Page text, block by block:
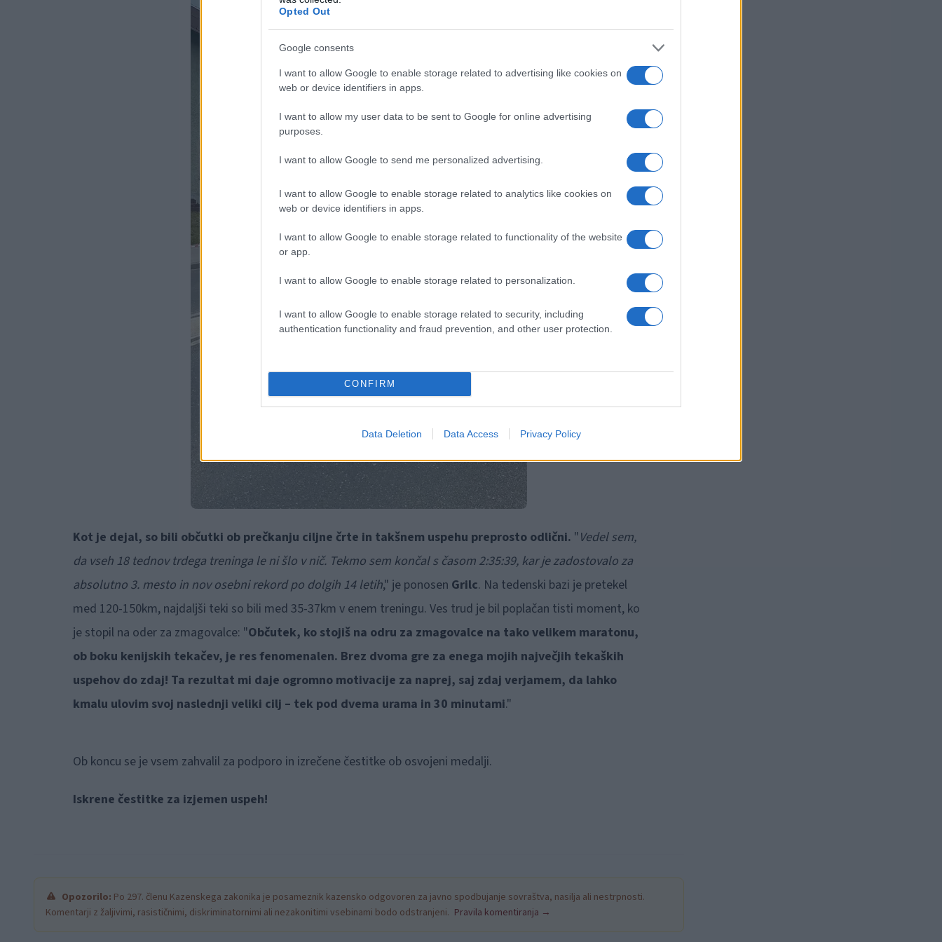
Opted Out
Google consents
I want to allow Google to enable storage related to advertising like cookies on
web or device identifiers in apps.
I want to allow my user data to be sent to Google for online advertising
purposes.
I want to allow Google to send me personalized advertising.
I want to allow Google to enable storage related to analytics like cookies on
web or device identifiers in apps.
I want to allow Google to enable storage related to functionality of the website
or app.
I want to allow Google to enable storage related to personalization.
I want to allow Google to enable storage related to security, including
authentication functionality and fraud prevention, and other user protection.
CONFIRM
Data Deletion Data Access Privacy Policy
Kot je dejal, so bili občutki ob prečkanju ciljne črte in takšnem uspehu preprosto odlični. "Vedel sem,
da vseh 18 tednov trdega treninga le ni šlo v nič. Tekmo sem končal s časom 2:35:39, kar je zadostovalo za
absolutno 3. mesto in nov osebni rekord po dolgih 14 letih," je ponosen Grilc. Na tedenski bazi je pretekel
med 120-150km, najdaljši teki so bili med 35-37km v enem treningu. Ves trud je bil poplačan tisti moment, ko
je stopil na oder za zmagovalce: "Občutek, ko stojiš na odru za zmagovalce na tako velikem maratonu,
ob boku kenijskih tekačev, je res fenomenalen. Brez dvoma gre za enega mojih največjih tekaških
uspehov do zdaj! Ta rezultat mi daje ogromno motivacije za naprej, saj zdaj verjamem, da lahko
kmalu ulovim svoj naslednji veliki cilj – tek pod dvema urama in 30 minutami."
Ob koncu se je vsem zahvalil za podporo in izrečene čestitke ob osvojeni medalji.
Iskrene čestitke za izjemen uspeh!
Opozorilo: Po 297. členu Kazenskega zakonika je posameznik kazensko odgovoren za javno spodbujanje sovraštva, nasilja ali nestrpnosti.
Komentarji z žaljivimi, rasističnimi, diskriminatornimi ali nezakonitimi vsebinami bodo odstranjeni. Pravila komentiranja →